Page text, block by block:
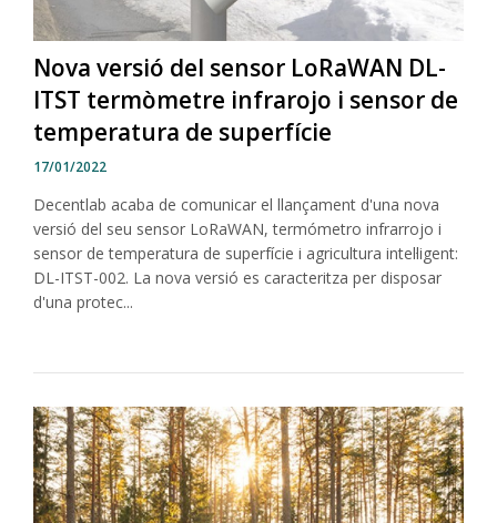
Nova versió del sensor LoRaWAN DL-
ITST termòmetre infrarojo i sensor de
temperatura de superfície
17/01/2022
Decentlab acaba de comunicar el llançament d'una nova
versió del seu sensor LoRaWAN, termómetro infrarrojo i
sensor de temperatura de superfície i agricultura intel·ligent:
DL-ITST-002. La nova versió es caracteritza per disposar
d'una protec...